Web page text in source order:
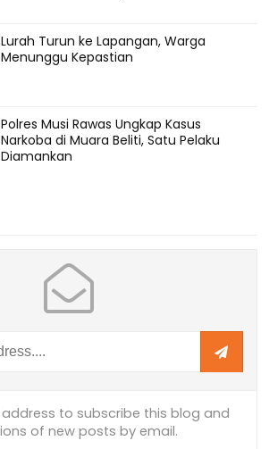
Lurah Turun ke Lapangan, Warga
Menunggu Kepastian
Polres Musi Rawas Ungkap Kasus
Narkoba di Muara Beliti, Satu Pelaku
Diamankan